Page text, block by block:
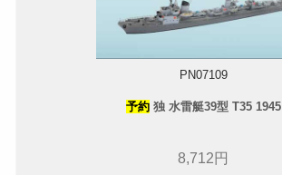
PN07109
予約独 水雷艇39型 T35 1945
8,712円